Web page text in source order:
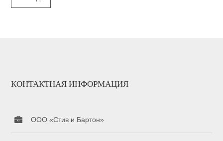
КОНТАКТНАЯ ИНФОРМАЦИЯ
ООО «Стив и Бартон»